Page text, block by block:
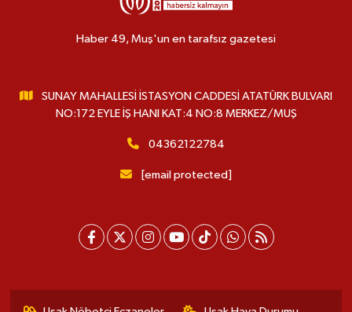
Haber 49, Muş'un en tarafsız gazetesi
SUNAY MAHALLESİ İSTASYON CADDESİ ATATÜRK BULVARI
NO:172 EYLE İŞ HANI KAT:4 NO:8 MERKEZ/MUŞ
04362122784
[email protected]